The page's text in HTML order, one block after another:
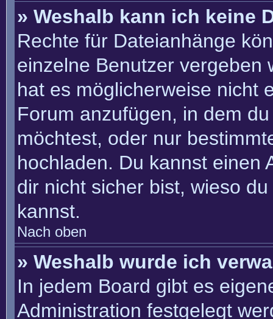
» Weshalb kann ich keine
Rechte für Dateianhänge
einzelne Benutzer vergeben
hat es möglicherweise nicht
Forum anzufügen, in dem
möchtest, oder nur
hochladen. Du kannst einen
dir nicht sicher bist, wieso
kannst.
Nach oben
» Weshalb wurde ich
In jedem Board gibt es
Administration festgelegt